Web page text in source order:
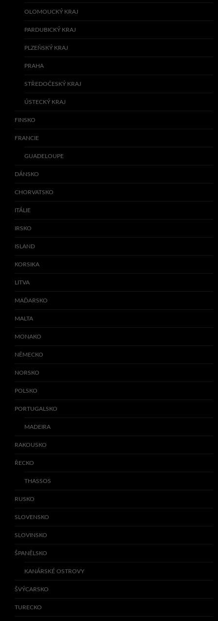
OLOMOUCKÝ KRAJ
PARDUBICKÝ KRAJ
PLZEŇSKÝ KRAJ
PRAHA
STŘEDOČESKÝ KRAJ
ÚSTECKÝ KRAJ
FINSKO
FRANCIE
GUADELOUPE
DÁNSKO
CHORVATSKO
ITÁLIE
IRSKO
ISLAND
KORSIKA
LITVA
MAĎARSKO
MALTA
MONAKO
NĚMECKO
NORSKO
POLSKO
PORTUGALSKO
MADEIRA
RAKOUSKO
ŘECKO
THASSOS
RUSKO
SLOVENSKO
SLOVINSKO
ŠPANĚLSKO
KANÁRSKÉ OSTROVY
ŠVÝCARSKO
TURECKO